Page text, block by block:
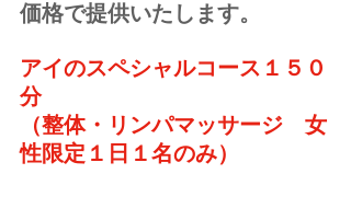
価格で提供いたします。
アイのスペシャルコース１５０
分
（整体・リンパマッサージ　女
性限定１日１名のみ）